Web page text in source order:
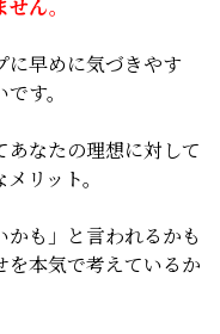
ん。
に早めに気づきやす
す。
なたの理想に対して
リット。
も」と言われるかも
を本気で考えているか